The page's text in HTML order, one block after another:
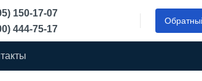
150-17-07
444-75-17